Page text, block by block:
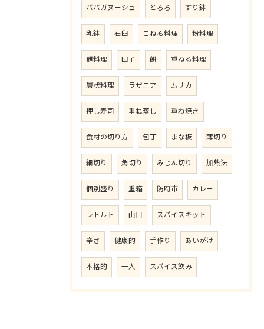
ババガヌーシュ とろろ すり鉢
乳鉢 石臼 こねる料理 粉料理
麺料理 団子 餅 重ねる料理
層状料理 ラザニア ムサカ
押し寿司 重ね蒸し 重ね焼き
食材の切り方 包丁 まな板 薄切り
細切り 角切り みじん切り 加熱法
個別盛り 重箱 防府市 カレー
レトルト 山口 スパイスキット
辛さ 健康的 手作り あいがけ
本格的 一人 スパイス飲み